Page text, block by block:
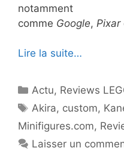
notamment
comme Google, Pixar
Lire la suite…
Catégories
Actu, Reviews
Étiquettes
Akira, custom,
Minifigures.com,
Laisser un